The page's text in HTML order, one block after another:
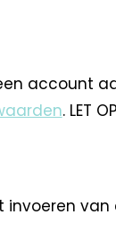
account
. LET
invoeren